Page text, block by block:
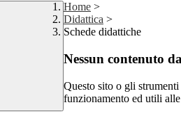
Home >
Didattica >
Schede didattiche
Nessun contenuto
Questo sito o gli
funzionamento ed utili